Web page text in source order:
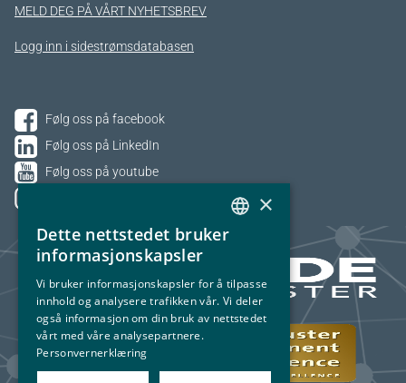
MELD DEG PÅ VÅRT NYHETSBREV
Logg inn i sidestrømsdatabasen
Følg oss på facebook
Følg oss på LinkedIn
Følg oss på youtube
NORWEGIAN
×
Dette nettstedet bruker
informasjonskapsler
Vi bruker informasjonskapsler for å tilpasse
innhold og analysere trafikken vår. Vi deler
også informasjon om din bruk av nettstedet
vårt med våre analysepartnere.
Personvernerklæring